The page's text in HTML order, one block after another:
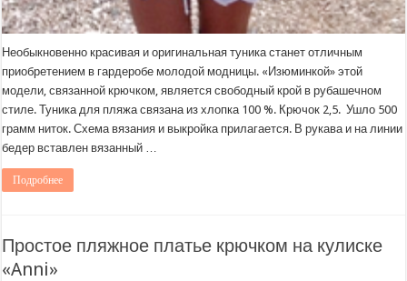
Необыкновенно красивая и оригинальная туника станет отличным
приобретением в гардеробе молодой модницы. «Изюминкой» этой
модели, связанной крючком, является свободный крой в рубашечном
стиле. Туника для пляжа связана из хлопка 100 %. Крючок 2,5. Ушло 500
грамм ниток. Схема вязания и выкройка прилагается. В рукава и на линии
бедер вставлен вязанный …
Подробнее
Простое пляжное платье крючком на кулиске
«Anni»